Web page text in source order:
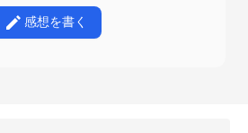
感想を書く